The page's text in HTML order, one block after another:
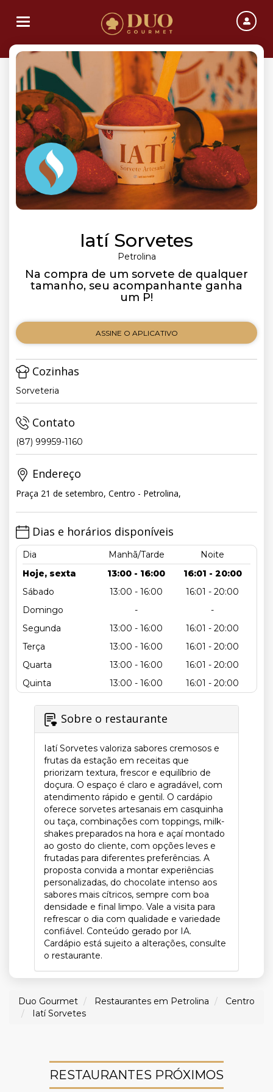
Toggle navigation
Iatí Sorvetes
Petrolina
Na compra de um sorvete de qualquer
tamanho, seu acompanhante ganha
um P!
ASSINE O APLICATIVO
Cozinhas
Sorveteria
Contato
(87) 99959-1160
Endereço
Praça 21 de setembro, Centro - Petrolina,
Dias e horários disponíveis
Dia Manhã/Tarde
Noite
Hoje, sexta
13:00 - 16:00
16:01 - 20:00
Sábado
13:00 - 16:00
16:01 - 20:00
Domingo
-
-
Segunda
13:00 - 16:00
16:01 - 20:00
Terça
13:00 - 16:00
16:01 - 20:00
Quarta
13:00 - 16:00
16:01 - 20:00
Quinta
13:00 - 16:00 16:01 - 20:00
Sobre o restaurante
Iatí Sorvetes valoriza sabores cremosos e
frutas da estação em receitas que
priorizam textura, frescor e equilíbrio de
doçura. O espaço é claro e agradável, com
atendimento rápido e gentil. O cardápio
oferece sorvetes artesanais em casquinha
ou taça, combinações com toppings, milk-
shakes preparados na hora e açaí montado
ao gosto do cliente, com opções leves e
frutadas para diferentes preferências. A
proposta convida a montar experiências
personalizadas, do chocolate intenso aos
sabores mais cítricos, sempre com boa
densidade e final limpo. Vale a visita para
refrescar o dia com qualidade e variedade
confiável. Conteúdo gerado por IA.
Cardápio está sujeito a alterações, consulte
o restaurante.
Duo Gourmet Restaurantes em Petrolina
Centro
Iatí Sorvetes
RESTAURANTES PRÓXIMOS